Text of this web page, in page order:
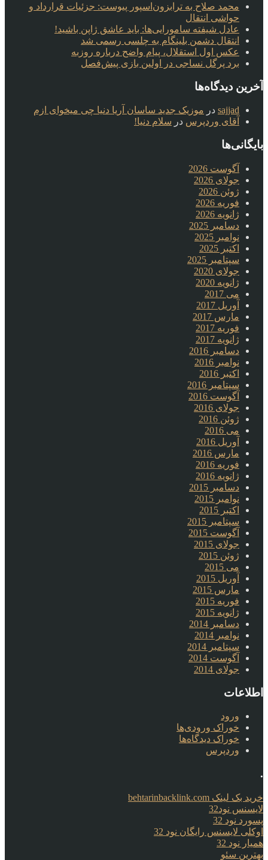
محمد صلاح به ترابزون‌اسپور پیوست: جزئیات قرارداد و
حواشی انتقال
عادل شیفته سامورایی‌ها: باید عاشق ژاپن باشید!
انتقال دشمن بلینگام به چلسی رسمی شد
عکس اول استقلال، پیام واضح درباره روزبه
برد پرگل نساجی در اولین بازی پیش‌فصل
آخرین دیدگاه‌ها
sajjad در موزیک جدید ساسان آریا دنیا چی میخوای ازم
آقای وردپرس در سلام دنیا!
بایگانی‌ها
آگوست 2026
جولای 2026
ژوئن 2026
فوریه 2026
ژانویه 2026
دسامبر 2025
نوامبر 2025
اکتبر 2025
سپتامبر 2025
جولای 2020
ژانویه 2020
می 2017
آوریل 2017
مارس 2017
فوریه 2017
ژانویه 2017
دسامبر 2016
نوامبر 2016
اکتبر 2016
سپتامبر 2016
آگوست 2016
جولای 2016
ژوئن 2016
می 2016
آوریل 2016
مارس 2016
فوریه 2016
ژانویه 2016
دسامبر 2015
نوامبر 2015
اکتبر 2015
سپتامبر 2015
آگوست 2015
جولای 2015
ژوئن 2015
می 2015
آوریل 2015
مارس 2015
فوریه 2015
ژانویه 2015
دسامبر 2014
نوامبر 2014
سپتامبر 2014
آگوست 2014
جولای 2014
اطلاعات
ورود
خوراک ورودی‌ها
خوراک دیدگاه‌ها
وردپرس
.
خرید بک لینک behtarinbacklink.com
لایسنس نود32
پسورد نود 32
اوکلی لایسنس رایگان نود 32
همیار نود 32
بهترین سئو